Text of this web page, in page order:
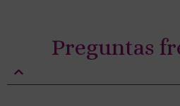
Preguntas